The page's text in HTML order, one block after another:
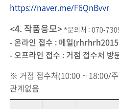
https://naver.me/F6QnBvvr
<4. 작품응모> *문의처 : 070-
- 온라인 접수 : 메일
- 오프라인 접수 : 거점 접수처 방
※ 거점 접수처(10:00 ~ 18:00/주
관계없음